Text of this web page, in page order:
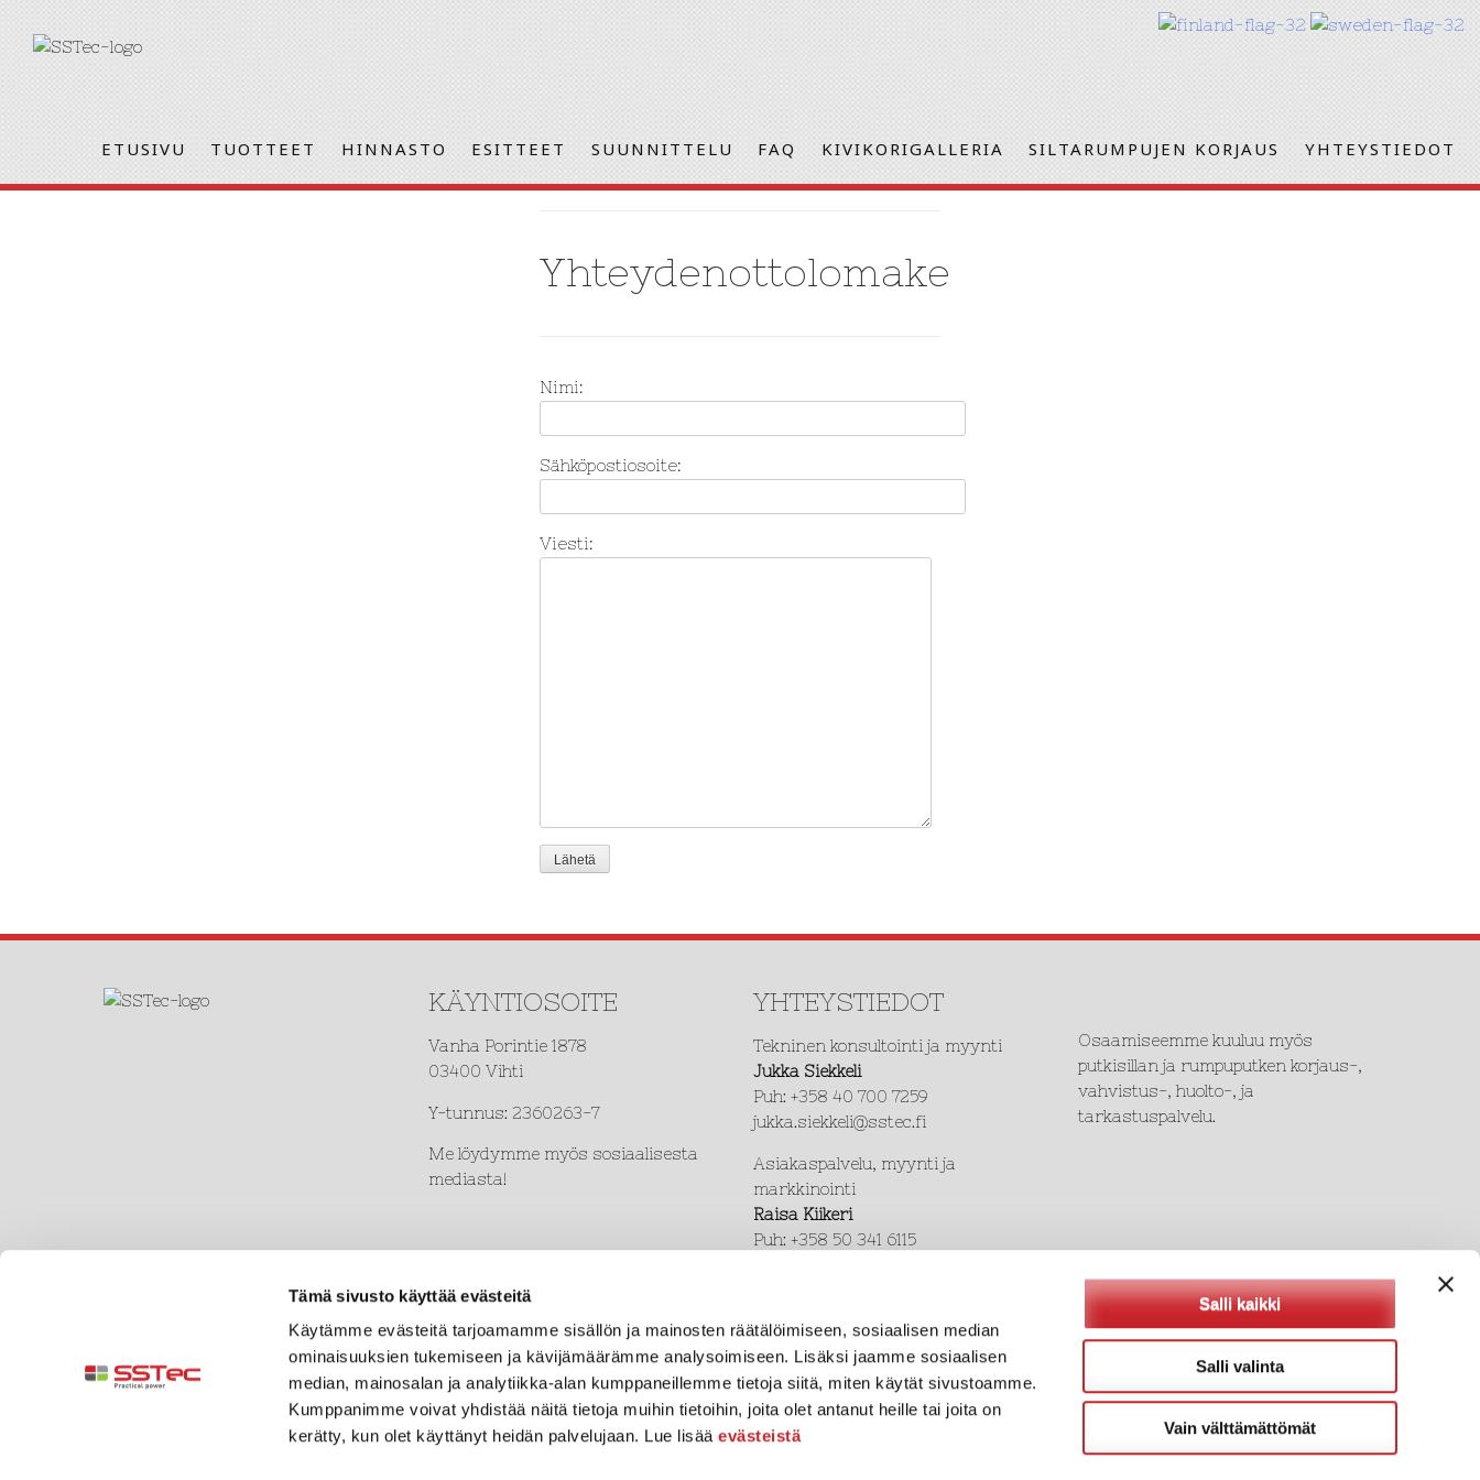
Tämä sivusto käyttää evästeitä
Käytämme evästeitä tarjoamamme sisällön ja mainosten räätälöimiseen, sosiaalisen median
ominaisuuksien tukemiseen ja kävijämäärämme analysoimiseen. Lisäksi jaamme sosiaalisen
median, mainosalan ja analytiikka-alan kumppaneillemme tietoja siitä, miten käytät sivustoamme.
Kumppanimme voivat yhdistää näitä tietoja muihin tietoihin, joita olet antanut heille tai joita on
kerätty, kun olet käyttänyt heidän palvelujaan. Lue lisääevästeistä
Salli kaikki
Salli valinta
Vain välttämättömät
SKIP
ETUSIVU TUOTTEET HINNASTO ESITTEET SUUNNITTELU FAQ KIVIKORIGALLERIA SILTARUMPUJEN KORJAUS YHTEYSTIEDOT
Yhteydenottolomake
Nimi:
Sähköpostiosoite:
Viesti:
KÄYNTIOSOITE
Vanha Porintie 1878
03400 Vihti
Y-tunnus: 2360263-7
Me löydymme myös sosiaalisesta
mediasta!
YHTEYSTIEDOT
Tekninen konsultointi ja myynti
Jukka Siekkeli
Puh: +358 40 700 7259
jukka.siekkeli@sstec.fi
Asiakaspalvelu, myynti ja
markkinointi
Raisa Kiikeri
Puh: +358 50 341 6115
Larissa Kiikeri-Hotanen
Puh. +358 50 550 1271
larissa.kiikerihotanen@sstec.fi
Osaamiseemme kuuluu myös
putkisillan ja rumpuputken korjaus-,
vahvistus-, huolto-, ja
tarkastuspalvelu.